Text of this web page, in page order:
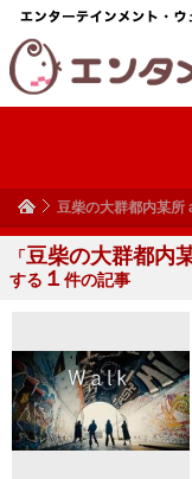
豆柴の大群都内某所
「豆柴の大群都内
する １ 件の記事